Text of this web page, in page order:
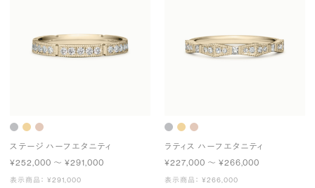
ステージ ハーフエタニティ
¥252,000 〜 ¥291,000
表示商品： ¥291,000
ラティス ハーフエタニティ
¥227,000 〜 ¥266,000
表示商品： ¥266,000